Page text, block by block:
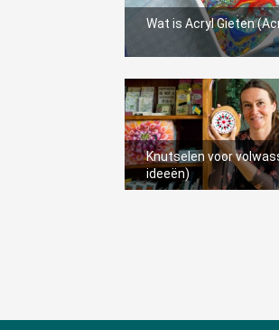
Wat is Acryl Gieten
Knutselen voor
ideeën)